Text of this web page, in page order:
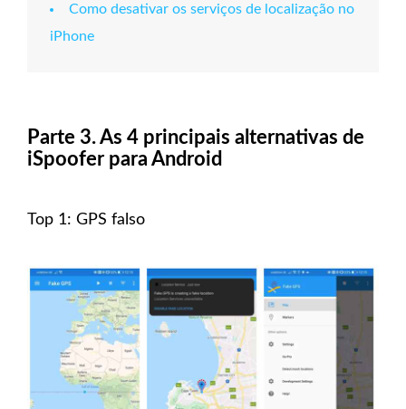
Como desativar os serviços de localização no
iPhone
Parte 3. As 4 principais alternativas de
iSpoofer para Android
Top 1: GPS falso